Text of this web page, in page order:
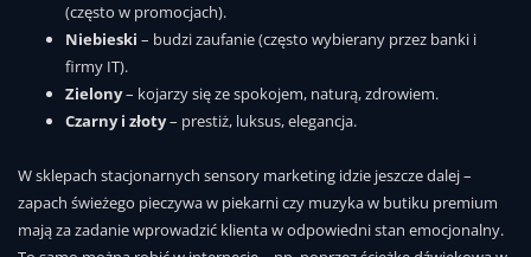
(często w promocjach).
Niebieski – budzi zaufanie (często wybierany przez banki i
firmy IT).
Zielony– kojarzy się ze spokojem, naturą, zdrowiem.
Czarny i złoty– prestiż, luksus, elegancja.
W sklepach stacjonarnych sensory marketing idzie jeszcze dalej –
zapach świeżego pieczywa w piekarni czy muzyka w butiku premium
mają za zadanie wprowadzić klienta w odpowiedni stan emocjonalny.